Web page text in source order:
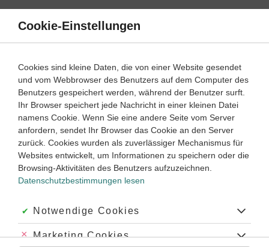
Direkt
Inhalt
Mathematik 5. Klasse ‐ Abitur
Volumeneinheiten
Die Grundeinheit für das Volumen (Rauminhalt) ist 1
Kubikmeter (1 m3). Das liegt daran, dass man zum Messen
eines Volumens im Prinzip immer drei Längen miteinander
multipliziert, z. B. Länge mal Breite mal Höhe. Der Ausdruck
Eine
Volumeneinheit bekommt, genau wie eine
den Vorsatz vor die zugrundeliegendeLängeneinheit: 1000
Cookie-Einstellungen
Cookies sind kleine Daten, die von einer Website gesendet
und vom Webbrowser des Benutzers auf dem Computer des
Benutzers gespeichert werden, während der Benutzer surft.
Ihr Browser speichert jede Nachricht in einer kleinen Datei
namens Cookie. Wenn Sie eine andere Seite vom Server
anfordern, sendet Ihr Browser das Cookie an den Server
zurück. Cookies wurden als zuverlässiger Mechanismus für
Websites entwickelt, um Informationen zu speichern oder die
Browsing-Aktivitäten des Benutzers aufzuzeichnen.
Datenschutzbestimmungen lesen
Akzeptiert:
Notwendige Cookies
Abgelehnt:
Marketing Cookies